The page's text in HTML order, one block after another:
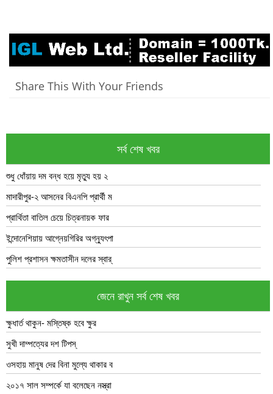
Share This With Your Friends
সর্ব শেষ খবর
শুধু ধোঁয়ায় দম বন্ধ হয়ে মৃত্যু হয় ২
মাদারীপুর-২ আসনের বিএনপি প্রার্থী ম
প্রার্থিতা বাতিল চেয়ে চিত্রনায়ক ফার
ইন্দোনেশিয়ায় আগ্নেয়গিরির অগ্ন্যুৎপা
পুলিশ প্রশাসন ক্ষমতাসীন দলের স্বার্
জেনে রাখুন সর্ব শেষ খবর
ক্ষুধার্ত থাকুন- মস্তিষ্ক হবে ক্ষুর
সুখী দাম্পত্যের দশ টিপস্
ওসহায় মানুষ দের বিনা মুল্যে থাকার ব
২০১৭ সাল সম্পর্কে যা বলেছেন নস্ত্রা